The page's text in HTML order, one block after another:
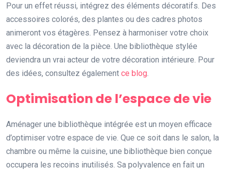
Pour un effet réussi, intégrez des éléments décoratifs. Des
accessoires colorés, des plantes ou des cadres photos
animeront vos étagères. Pensez à harmoniser votre choix
avec la décoration de la pièce. Une bibliothèque stylée
deviendra un vrai acteur de votre décoration intérieure. Pour
des idées, consultez également ce blog.
Optimisation de l’espace de vie
Aménager une bibliothèque intégrée est un moyen efficace
d’optimiser votre espace de vie. Que ce soit dans le salon, la
chambre ou même la cuisine, une bibliothèque bien conçue
occupera les recoins inutilisés. Sa polyvalence en fait un